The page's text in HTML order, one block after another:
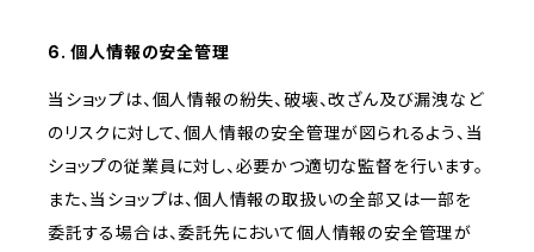
6. 個人情報の安全管理
当ショップは、個人情報の紛失、破壊、改ざん及び漏洩など
のリスクに対して、個人情報の安全管理が図られるよう、当
ショップの従業員に対し、必要かつ適切な監督を行います。
また、当ショップは、個人情報の取扱いの全部又は一部を
委託する場合は、委託先において個人情報の安全管理が